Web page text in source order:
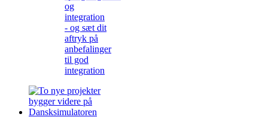
og
integration
- og sæt dit
aftryk på
anbefalinger
til god
integration